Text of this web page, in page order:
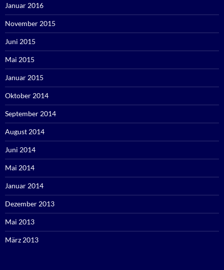
Januar 2016
November 2015
Juni 2015
Mai 2015
Januar 2015
Oktober 2014
September 2014
August 2014
Juni 2014
Mai 2014
Januar 2014
Dezember 2013
Mai 2013
März 2013